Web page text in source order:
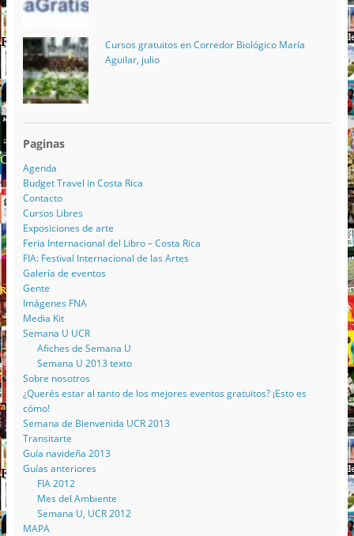
Cursos gratuitos en Corredor Biológico María
Aguilar, julio
Paginas
Agenda
Budget Travel in Costa Rica
Contacto
Cursos Libres
Exposiciones de arte
Feria Internacional del Libro – Costa Rica
FIA: Festival Internacional de las Artes
Galería de eventos
Gente
Imágenes FNA
Media Kit
Semana U UCR
Afiches de Semana U
Semana U 2013 texto
Sobre nosotros
¿Querés estar al tanto de los mejores eventos gratuitos? ¡Esto es
cómo!
Semana de Bienvenida UCR 2013
Transitarte
Guía navideña 2013
Guías anteriores
FIA 2012
Mes del Ambiente
Semana U, UCR 2012
MAPA